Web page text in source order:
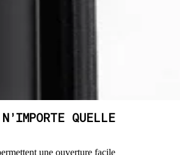
QUELLE
une ouverture facile